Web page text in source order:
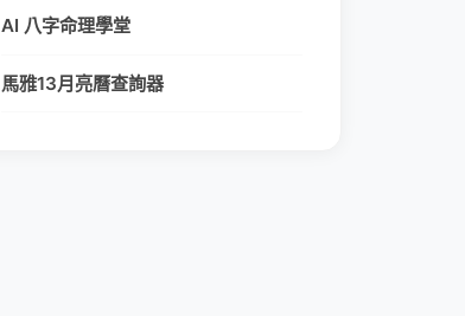
AI 八字命理學堂
馬雅13月亮曆查詢器